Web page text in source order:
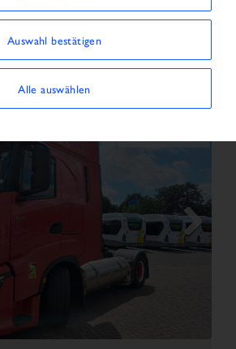
WERDEN ANGEZEIGT
×
Next
Auswahl bestätigen
Alle auswählen